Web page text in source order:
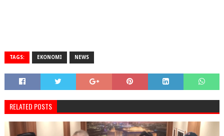
TAGS: EKONOMI NEWS
RELATED POSTS